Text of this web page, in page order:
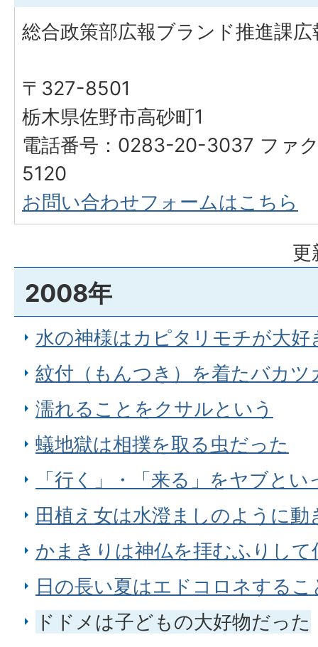
総合政策部広報ブランド推進課
〒327-8501
栃木県佐野市高砂町1
電話番号：0283-20-3037 ファ
5120
お問い合わせフォームはこちら
更
2008年
水の神様はカピタリモチが大好
紋付（もんつき）を着たバカツ
濡れることをクサルという
蟻地獄は相撲を取る虫だった
「行く」・「来る」をヤブとい
田植え女は水澄ましのように動
かまきりは神仏を拝むふりして
日の長い夏はエドコロネするこ
ドドメは子どもの大好物だった